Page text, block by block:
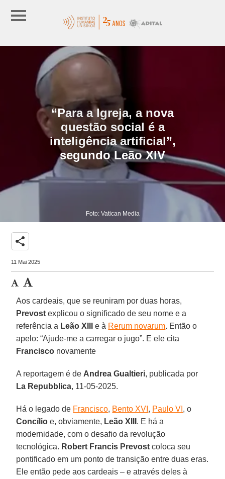
“Para a Igreja, a nova
questão social é a
inteligência artificial”,
segundo Leão XIV
Foto: Vatican Media
share
11 Mai 2025
Aos cardeais, que se reuniram por duas horas,
Prevost explicou o significado de seu nome e a
referência a Leão XIII e à Rerum novarum. Então o
apelo: “Ajude-me a carregar o jugo”. E ele cita
Francisco novamente
A reportagem é de Andrea Gualtieri, publicada por
La Repubblica, 11-05-2025.
Há o legado de Francisco, Bento XVI , Paulo VI , o
Concílio e, obviamente, Leão XIII . E há a
modernidade, com o desafio da revolução
tecnológica. Robert Francis Prevost coloca seu
pontificado em um ponto de transição entre duas eras.
Ele então pede aos cardeais – e através deles à